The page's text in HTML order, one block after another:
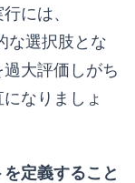
には、
な選択肢とな
大評価しがち
なりましょ
定義すること